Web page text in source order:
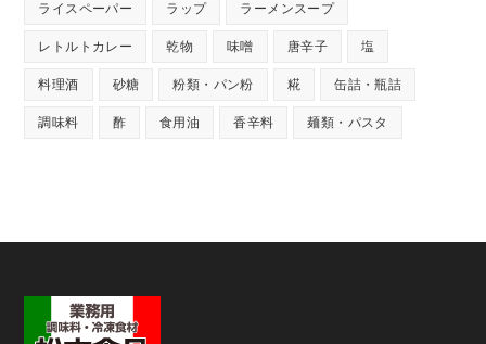
ライスペーパー ラップ ラーメンスープ
レトルトカレー 乾物 味噌 唐辛子 塩
料理酒 砂糖 粉類・パン粉 糀 缶詰・瓶詰
調味料 酢 食用油 香辛料 麺類・パスタ